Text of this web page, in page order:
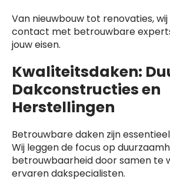
Van nieuwbouw tot renovaties,
contact met betrouwbare
jouw eisen.
Kwaliteitsdaken:
Dakconstructies en
Herstellingen
Betrouwbare daken zijn
Wij leggen de focus op
betrouwbaarheid door samen te
ervaren dakspecialisten.